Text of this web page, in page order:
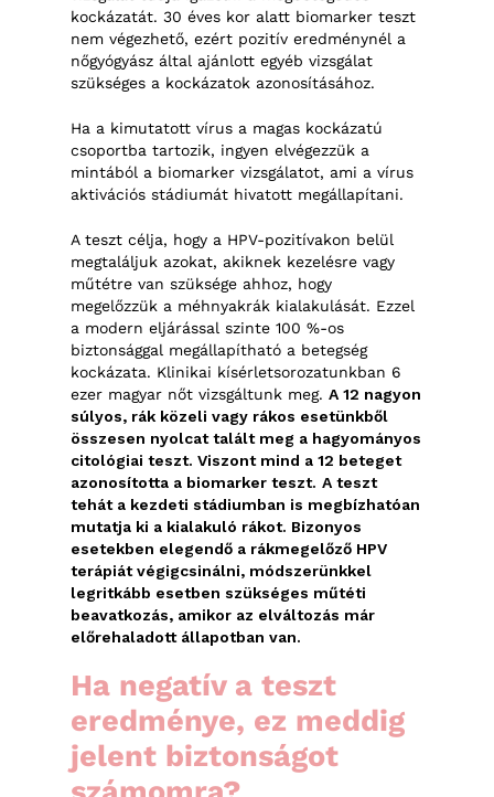
kockázatát. 30 éves kor alatt biomarker teszt
nem végezhető, ezért pozitív eredménynél a
nőgyógyász által ajánlott egyéb vizsgálat
szükséges a kockázatok azonosításához.
Ha a kimutatott vírus a magas kockázatú
csoportba tartozik, ingyen elvégezzük a
mintából a biomarker vizsgálatot, ami a vírus
aktivációs stádiumát hivatott megállapítani.
A teszt célja, hogy a HPV-pozitívakon belül
megtaláljuk azokat, akiknek kezelésre vagy
műtétre van szüksége ahhoz, hogy
megelőzzük a méhnyakrák kialakulását. Ezzel
a modern eljárással szinte 100 %-os
biztonsággal megállapítható a betegség
kockázata. Klinikai kísérletsorozatunkban 6
ezer magyar nőt vizsgáltunk meg.A 12 nagyon
súlyos, rák közeli vagy rákos esetünkből
összesen nyolcat talált meg a hagyományos
citológiai teszt. Viszont mind a 12 beteget
azonosította a biomarker teszt. A teszt
tehát a kezdeti stádiumban is megbízhatóan
mutatja ki a kialakuló rákot. Bizonyos
esetekben elegendő a rákmegelőző HPV
terápiát végigcsinálni, módszerünkkel
legritkább esetben szükséges műtéti
beavatkozás, amikor az elváltozás már
előrehaladott állapotban van.
Ha negatív a teszt
eredménye, ez meddig
jelent biztonságot